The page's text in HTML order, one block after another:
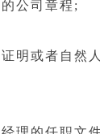
公司章程;
或者自然人